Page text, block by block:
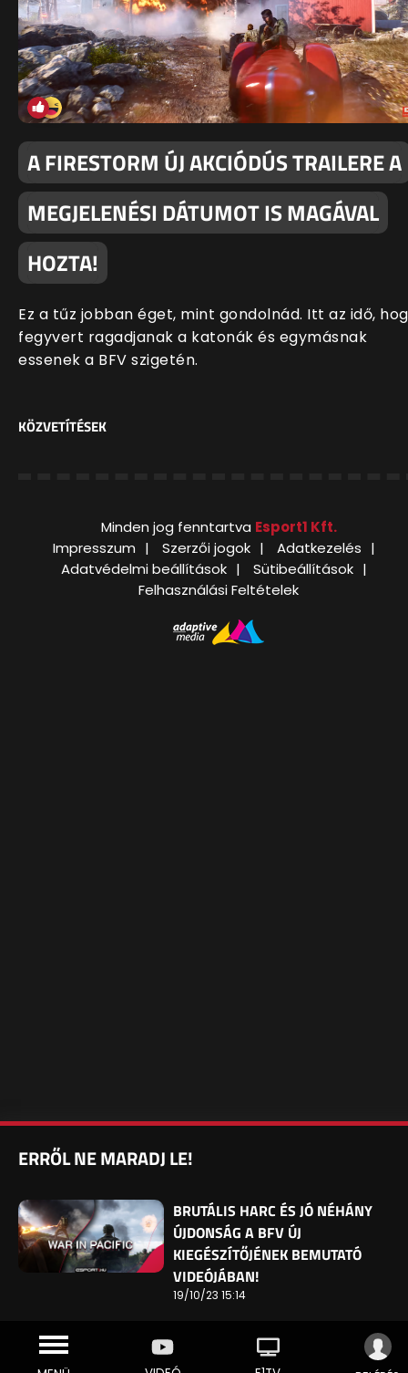
A FIRESTORM ÚJ AKCIÓDÚS TRAILERE A
MEGJELENÉSI DÁTUMOT IS MAGÁVAL
HOZTA!
Ez a tűz jobban éget, mint gondolnád. Itt az idő,
fegyvert ragadjanak a katonák és egymásnak
essenek a BFV szigetén.
KÖZVETÍTÉSEK
Minden jog fenntartva Esport1 Kft.
Impresszum
Szerzői jogok
Adatkezelés
Adatvédelmi beállítások
Sütibeállítások
Felhasználási Feltételek
ERRŐL NE MARADJ LE!
BRUTÁLIS HARC ÉS JÓ NÉHÁNY
ÚJDONSÁG A BFV ÚJ
KIEGÉSZÍTŐJÉNEK BEMUTATÓ
VIDEÓJÁBAN!
19/10/23 15:14